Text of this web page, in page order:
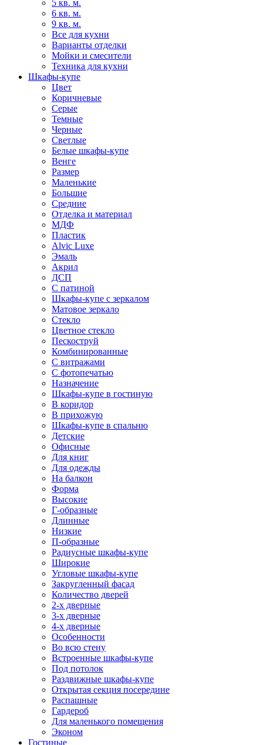
5 кв. м.
6 кв. м.
9 кв. м.
Все для кухни
Варианты отделки
Мойки и смесители
Техника для кухни
Шкафы-купе
Цвет
Коричневые
Серые
Темные
Черные
Светлые
Белые шкафы-купе
Венге
Размер
Маленькие
Большие
Средние
Отделка и материал
МДФ
Пластик
Alvic Luxe
Эмаль
Акрил
ДСП
С патиной
Шкафы-купе с зеркалом
Матовое зеркало
Стекло
Цветное стекло
Пескоструй
Комбинированные
С витражами
С фотопечатью
Назначение
Шкафы-купе в гостиную
В коридор
В прихожую
Шкафы-купе в спальню
Детские
Офисные
Для книг
Для одежды
На балкон
Форма
Высокие
Г-образные
Длинные
Низкие
П-образные
Радиусные шкафы-купе
Широкие
Угловые шкафы-купе
Закругленный фасад
Количество дверей
2-х дверные
3-х дверные
4-х дверные
Особенности
Во всю стену
Встроенные шкафы-купе
Под потолок
Раздвижные шкафы-купе
Открытая секция посередине
Распашные
Гардероб
Для маленького помещения
Эконом
Гостиные